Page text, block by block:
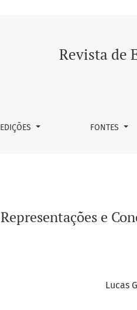
Revista de
EDIÇÕES FONTES
Representações e
Lucas